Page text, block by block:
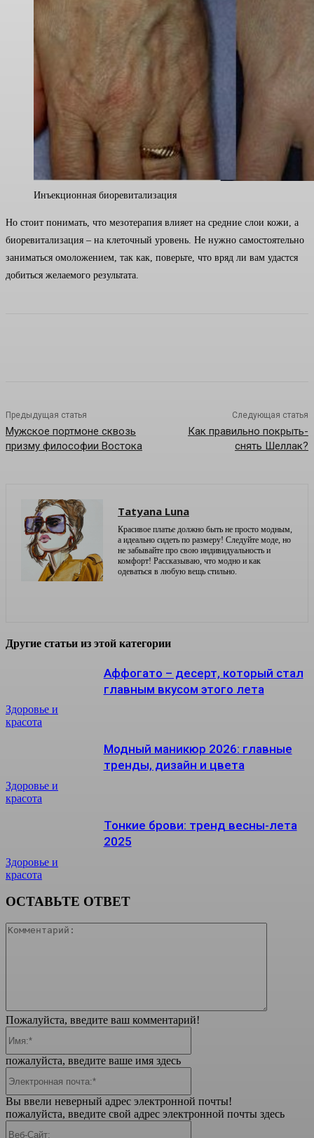
Инъекционная биоревитализация
Но стоит понимать, что мезотерапия влияет на средние слои кожи, а
биоревитализация – на клеточный уровень. Не нужно самостоятельно
заниматься омоложением, так как, поверьте, что вряд ли вам удастся
добиться желаемого результата.
Предыдущая статья
Мужское портмоне сквозь
призму философии Востока
Следующая статья
Как правильно покрыть-
снять Шеллак?
Tatyana Luna
Красивое платье должно быть не просто модным,
а идеально сидеть по размеру! Следуйте моде, но
не забывайте про свою индивидуальность и
комфорт! Рассказываю, что модно и как
одеваться в любую вещь стильно.
Другие статьи из этой категории
Здоровье и
красота
Аффогато – десерт, который стал
главным вкусом этого лета
Здоровье и
красота
Модный маникюр 2026: главные
тренды, дизайн и цвета
Здоровье и
красота
Тонкие брови: тренд весны-лета
2025
ОСТАВЬТЕ ОТВЕТ
Пожалуйста, введите ваш комментарий!
пожалуйста, введите ваше имя здесь
Вы ввели неверный адрес электронной почты!
пожалуйста, введите свой адрес электронной почты здесь